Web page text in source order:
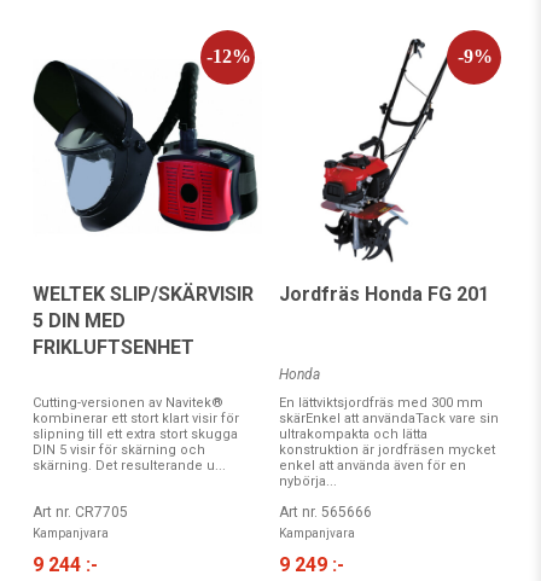
WELTEK SLIP/SKÄRVISIR
5 DIN MED
FRIKLUFTSENHET
Cutting-versionen av Navitek®
kombinerar ett stort klart visir för
slipning till ett extra stort skugga
DIN 5 visir för skärning och
skärning. Det resulterande u...
Art nr. CR7705
Kampanjvara
9 244 :-
Jordfräs Honda FG 201
Honda
En lättviktsjordfräs med 300 mm
skärEnkel att användaTack vare sin
ultrakompakta och lätta
konstruktion är jordfräsen mycket
enkel att använda även för en
nybörja...
Art nr. 565666
Kampanjvara
9 249 :-